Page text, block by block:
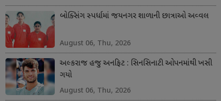
બોક્સિંગ સ્પર્ધામાં જયનગર શાળાની છાત્રાઓ અવ્વલ
August 06, Thu, 2026
અલ્કરાજ હજુ અનફિટ : સિનસિનાટી ઓપનમાંથી ખસી
ગયો
August 06, Thu, 2026